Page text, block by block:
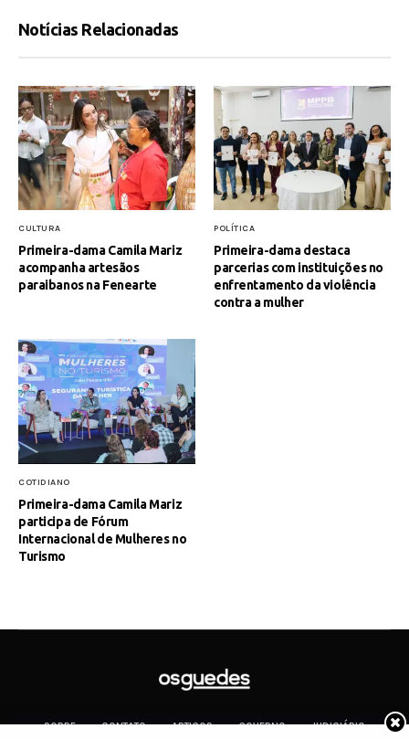
Notícias Relacionadas
CULTURA
Primeira-dama Camila Mariz
acompanha artesãos
paraibanos na Fenearte
POLÍTICA
Primeira-dama destaca
parcerias com instituições no
enfrentamento da violência
contra a mulher
COTIDIANO
Primeira-dama Camila Mariz
participa de Fórum
Internacional de Mulheres no
Turismo
SOBRE CONTATO ARTIGOS GOVERNO JUDICIÁRIO